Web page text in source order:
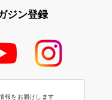
ジン登録
報をお届けします